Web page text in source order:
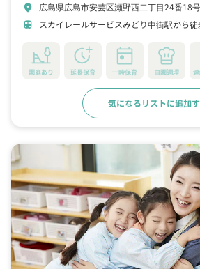
location_on 広島県広島市安芸区瀬野西二丁目24番18号
train スカイレールサービスみどり中街駅から
園庭あり 延長保育 一時保育 自園調理
気になるリストに追加